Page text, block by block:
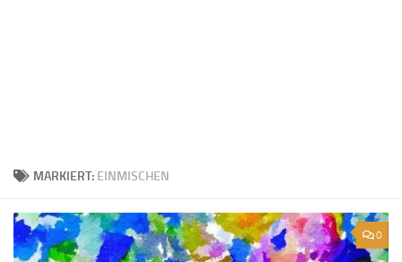
MARKIERT: EINMISCHEN
0